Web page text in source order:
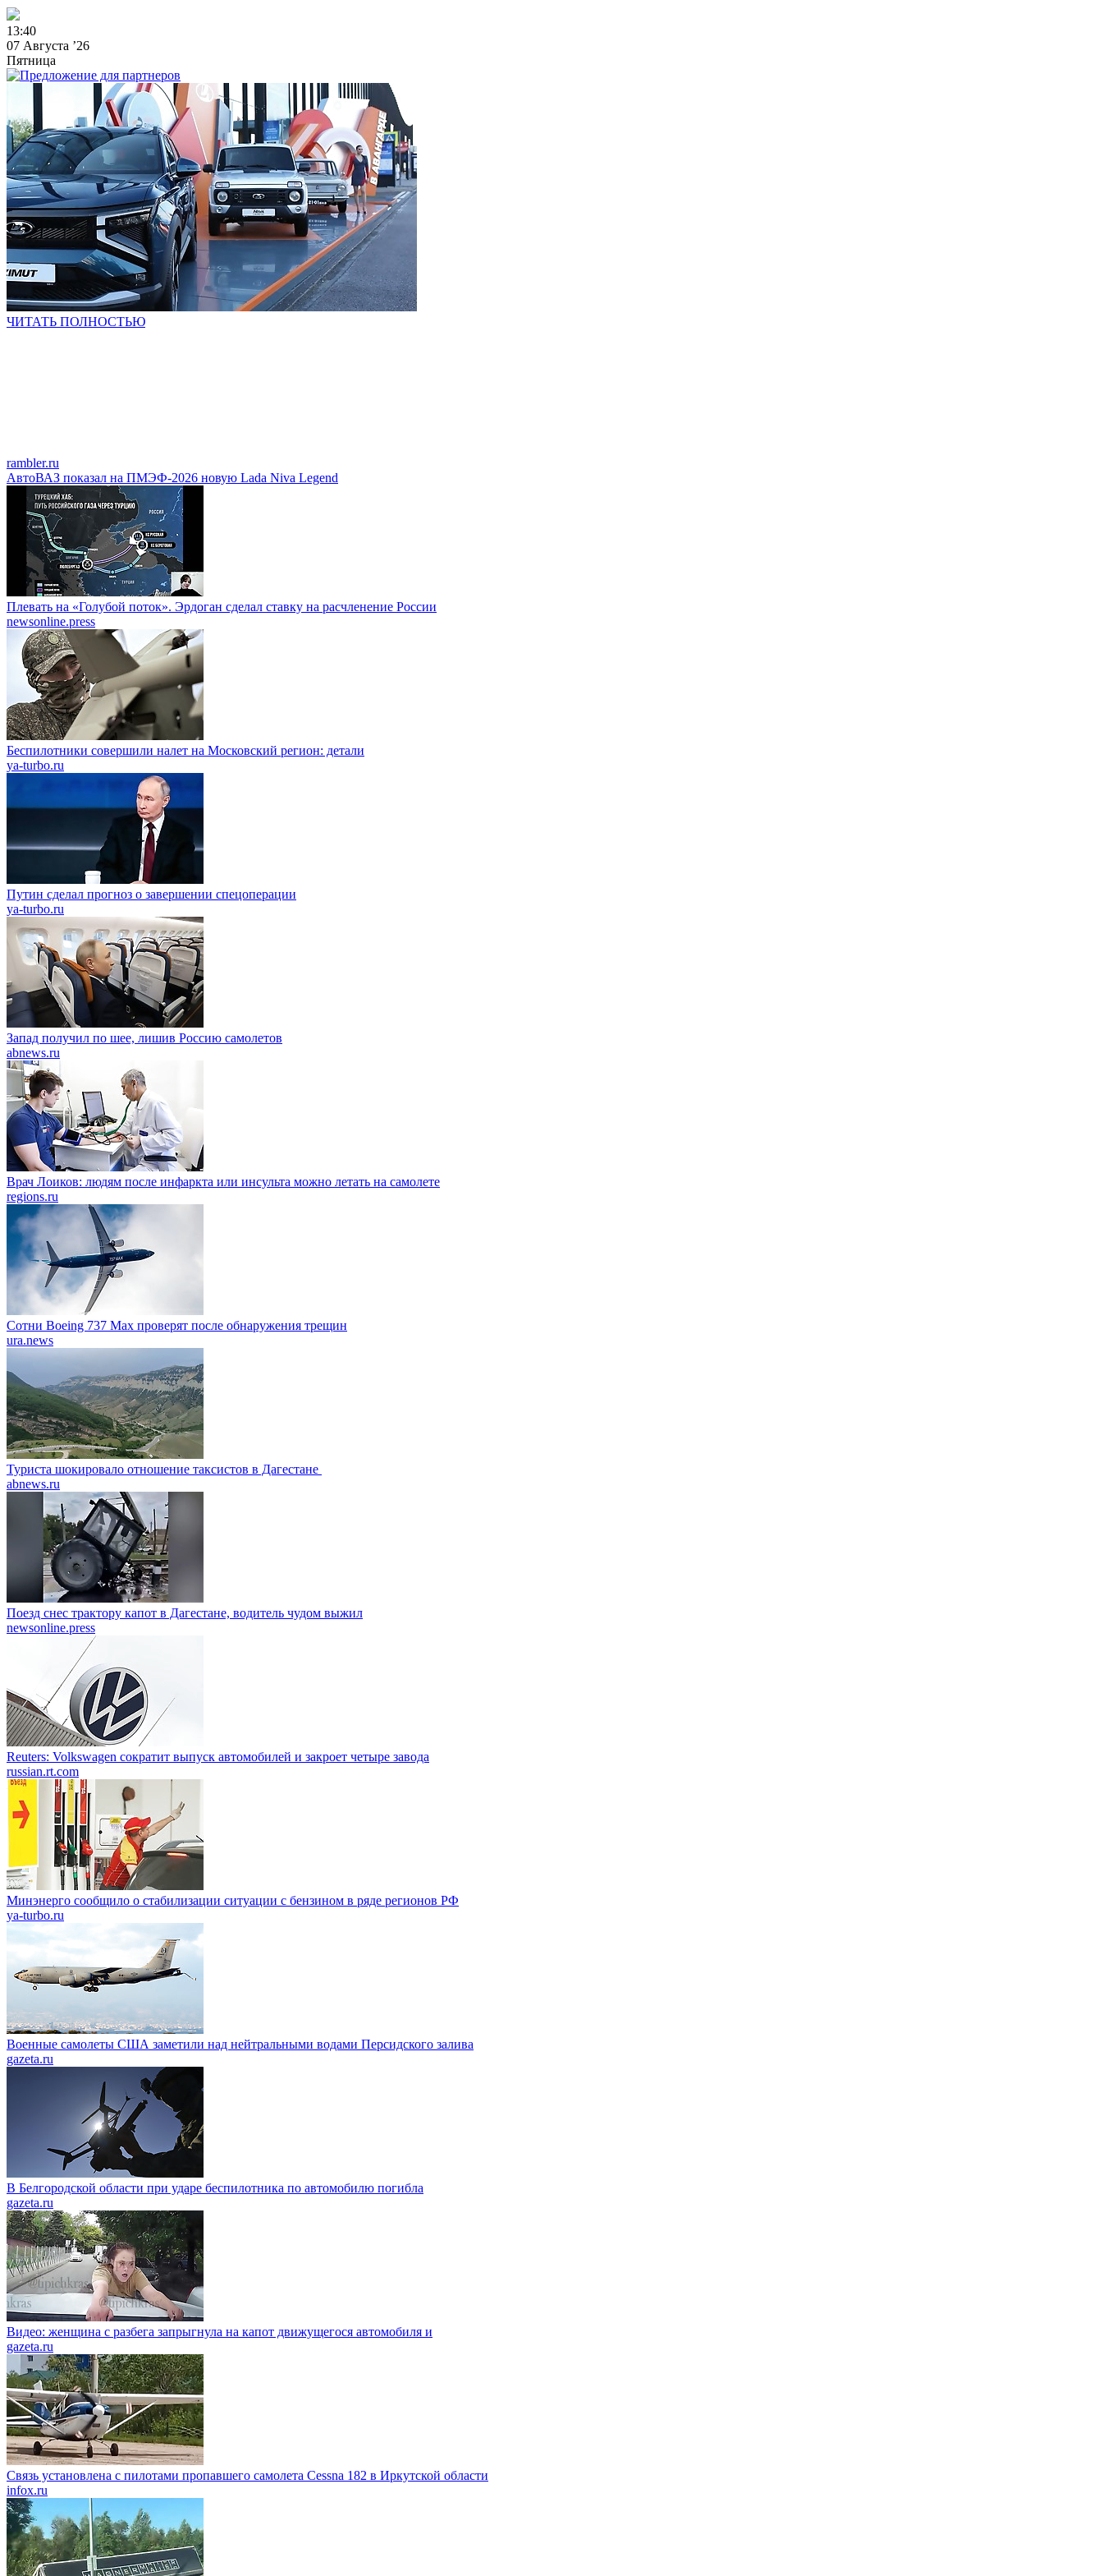
13:40
07 Августа ’26
Пятница
ЧИТАТЬ ПОЛНОСТЬЮ
rambler.ru
АвтоВАЗ показал на ПМЭФ-2026 новую Lada Niva Legend
Плевать на «Голубой поток». Эрдоган сделал ставку на расчленение России
newsonline.press
Беспилотники совершили налет на Московский регион: детали
ya-turbo.ru
Путин сделал прогноз о завершении спецоперации
ya-turbo.ru
Запад получил по шее, лишив Россию самолетов
abnews.ru
Врач Лоиков: людям после инфаркта или инсульта можно летать на самолете
regions.ru
Сотни Boeing 737 Max проверят после обнаружения трещин
ura.news
Туриста шокировало отношение таксистов в Дагестане
abnews.ru
Поезд снес трактору капот в Дагестане, водитель чудом выжил
newsonline.press
Reuters: Volkswagen сократит выпуск автомобилей и закроет четыре завода
russian.rt.com
Минэнерго сообщило о стабилизации ситуации с бензином в ряде регионов РФ
ya-turbo.ru
Военные самолеты США заметили над нейтральными водами Персидского залива
gazeta.ru
В Белгородской области при ударе беспилотника по автомобилю погибла
gazeta.ru
Видео: женщина с разбега запрыгнула на капот движущегося автомобиля и
gazeta.ru
Связь установлена с пилотами пропавшего самолета Cessna 182 в Иркутской области
infox.ru